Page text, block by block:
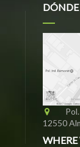
DÓNDE
12550
WHERE